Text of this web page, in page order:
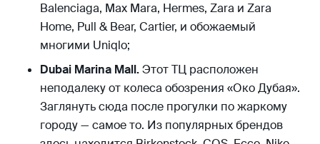
Balenciaga, Max Mara, Hermes, Zara и Zara
Home, Pull & Bear, Cartier, и обожаемый
многими Uniqlo;
Dubai Marina Mall.Этот ТЦ расположен
неподалеку от колеса обозрения «Око Дубая».
Заглянуть сюда после прогулки по жаркому
городу — самое то. Из популярных брендов